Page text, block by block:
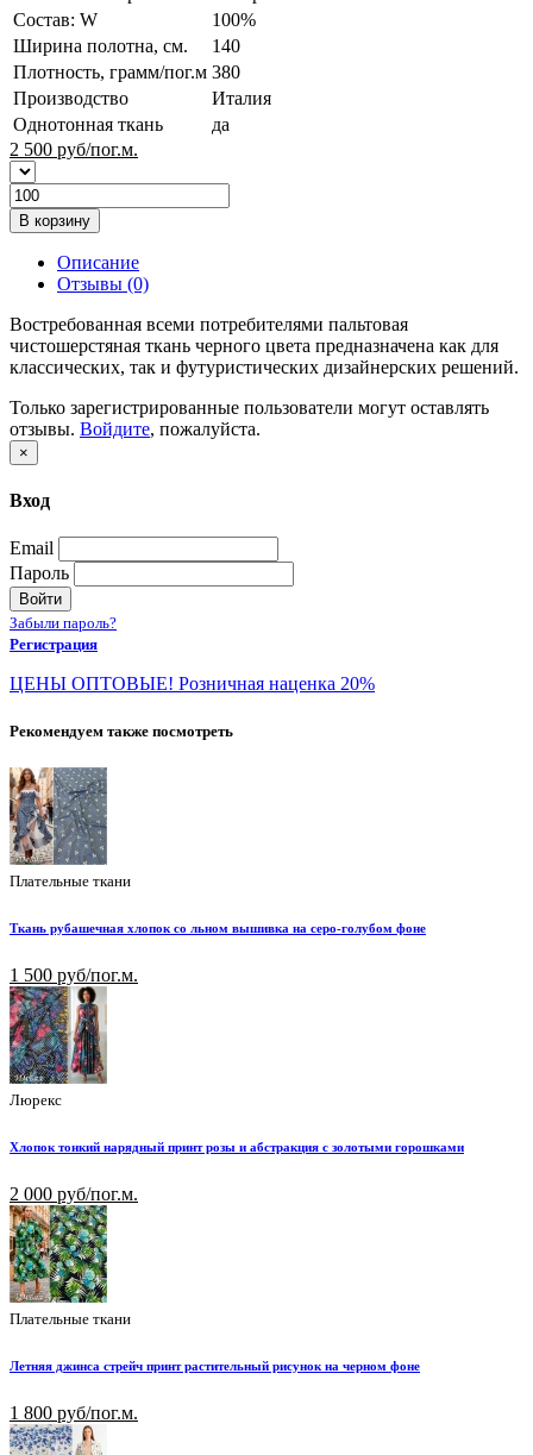
Состав: W
100%
Ширина полотна, см.
140
Плотность, грамм/пог.м 380
Производство
Италия
Однотонная ткань
да
2 500 руб/пог.м.
В корзину
Описание
Отзывы (0)
Востребованная всеми потребителями пальтовая
чистошерстяная ткань черного цвета предназначена как для
классических, так и футуристических дизайнерских решений.
Только зарегистрированные пользователи могут оставлять
отзывы. Войдите, пожалуйста.
×
Вход
Email
Пароль
Войти
Забыли пароль?
Регистрация
ЦЕНЫ ОПТОВЫЕ! Розничная наценка 20%
Рекомендуем также посмотреть
Плательные ткани
Ткань рубашечная хлопок со льном вышивка на серо-голубом фоне
1 500 руб/пог.м.
Люрекс
Хлопок тонкий нарядный принт розы и абстракция с золотыми горошками
2 000 руб/пог.м.
Плательные ткани
Летняя джинса стрейч принт растительный рисунок на черном фоне
1 800 руб/пог.м.